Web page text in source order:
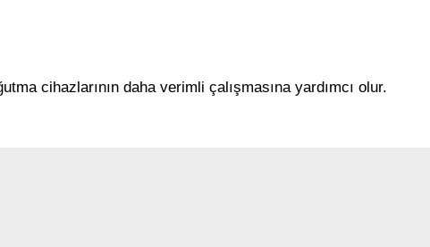
cihazlarının daha verimli çalışmasına yardımcı olur.